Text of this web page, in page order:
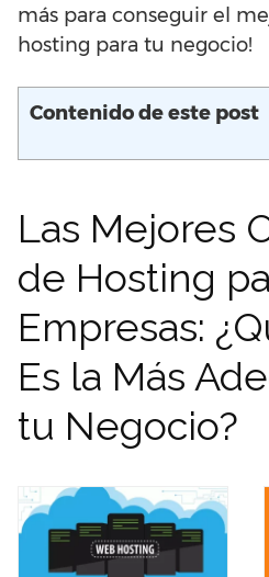
más para conseguir el
hosting para tu negocio!
Contenido de este post
Las Mejores
de Hosting
Empresas:
Es la Más
tu Negocio?